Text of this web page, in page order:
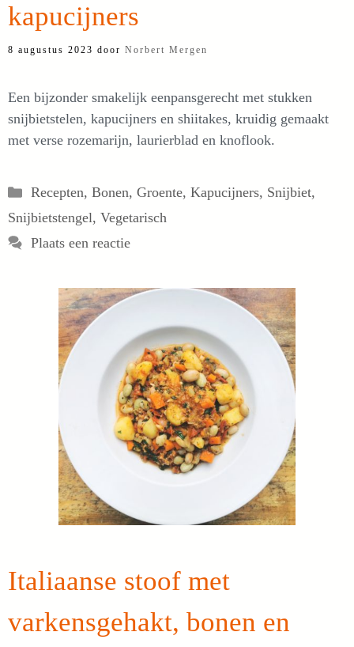
kapucijners
8 augustus 2023 door Norbert Mergen
Een bijzonder smakelijk eenpansgerecht met stukken
snijbietstelen, kapucijners en shiitakes, kruidig gemaakt
met verse rozemarijn, laurierblad en knoflook.
Categorieën
Recepten, Bonen, Groente, Kapucijners, Snijbiet,
Snijbietstengel, Vegetarisch
Plaats een reactie
Italiaanse stoof met
varkensgehakt, bonen en